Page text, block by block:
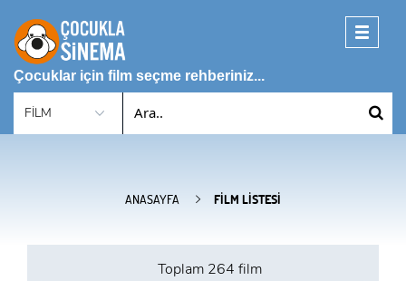
Toggle
Çocuklar için film seçme rehberiniz...
ANASAYFA FILM LISTESI
Toplam 264 film